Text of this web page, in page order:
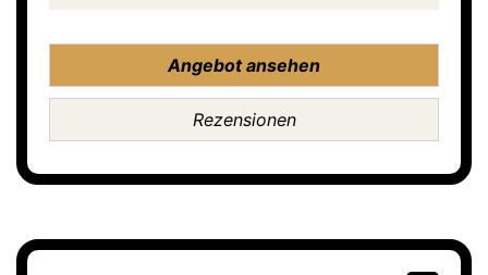
Angebot ansehen
Rezensionen